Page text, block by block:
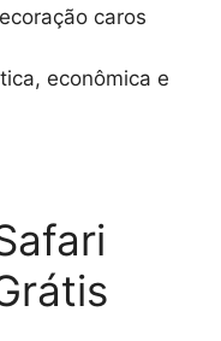
caros
econômica e